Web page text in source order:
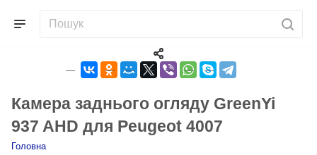
Камера заднього огляду GreenYi
937 AHD для Peugeot 4007
Головна